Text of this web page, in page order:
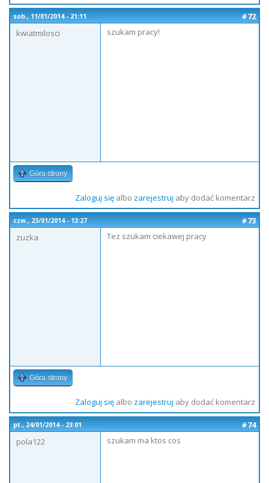
sob., 11/01/2014 - 21:11
#72
kwiatmilosci
szukam pracy!
Góra strony
Zaloguj sięalbo zarejestruj aby dodać komentarz
czw., 23/01/2014 - 13:27
#73
zuzka
Tez szukam ciekawej pracy
Góra strony
Zaloguj sięalbo zarejestruj aby dodać komentarz
pt., 24/01/2014 - 23:01
#74
pola122
szukam ma ktos cos